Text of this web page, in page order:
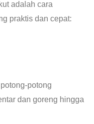
adalah cara
praktis dan cepat:
potong
dan goreng hingga